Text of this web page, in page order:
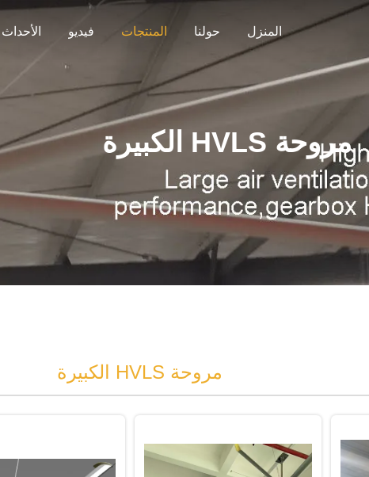
المنزل حولنا المنتجات فيديو الأحداث
مروحة HVLS الكبيرة
مروحة HVLS الكبيرة